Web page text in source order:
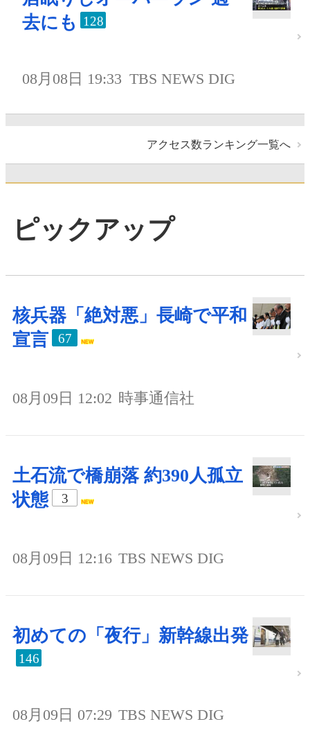
去にも
128
08月08日 19:33 TBS NEWS DIG
アクセス数ランキング一覧へ
ピックアップ
核兵器「絶対悪」長崎で平和
宣言
67
08月09日 12:02 時事通信社
土石流で橋崩落 約390人孤立
状態
3
08月09日 12:16 TBS NEWS DIG
初めての「夜行」新幹線出発
146
08月09日 07:29 TBS NEWS DIG